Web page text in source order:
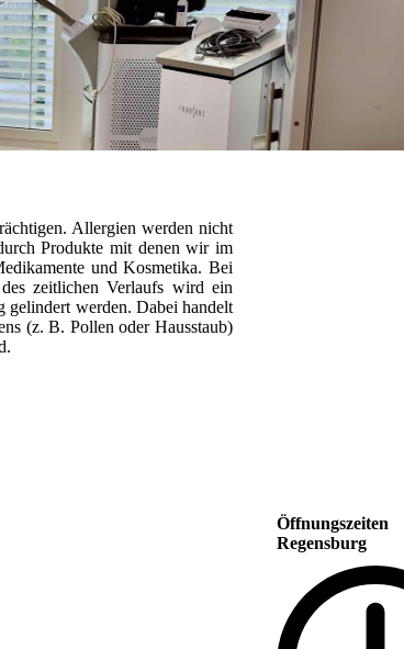
Allergien werden nicht
Produkte mit denen wir im
und Kosmetika. Bei
zeitlichen Verlaufs wird ein
gelindert werden. Dabei handelt
(z. B. Pollen oder Hausstaub)
Öffnungszeiten
Regensburg